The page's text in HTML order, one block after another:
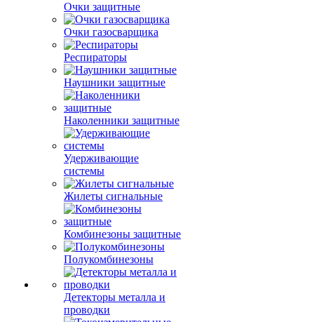
Очки защитные
Очки газосварщика
Респираторы
Наушники защитные
Наколенники защитные
Удерживающие
системы
Жилеты сигнальные
Комбинезоны защитные
Полукомбинезоны
Детекторы металла и
проводки